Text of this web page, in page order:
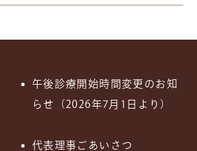
午後診療開始時間変更のお知
らせ（2026年7月1日より）
代表理事ごあいさつ